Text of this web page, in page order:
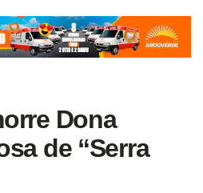
Dona
de “Serra